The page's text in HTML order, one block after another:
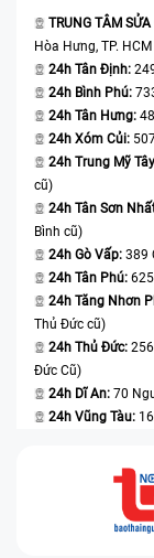
TRUNG TÂM
Hòa Hưng, TP. HCM
24h Tân Định:
24h Bình Phú:
24h Tân Hưng:
24h Xóm Củi:
24h Trung Mỹ
cũ)
24h Tân Sơn
Bình cũ)
24h Gò Vấp: 389
24h Tân Phú:
24h Tăng Nhơn
Thủ Đức cũ)
24h Thủ Đức:
Đức Cũ)
24h Dĩ An: 70
24h Vũng Tàu: